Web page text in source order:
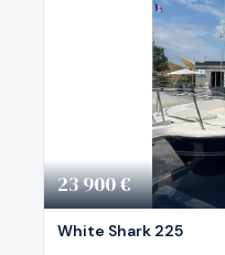
23 900 €
White Shark 225